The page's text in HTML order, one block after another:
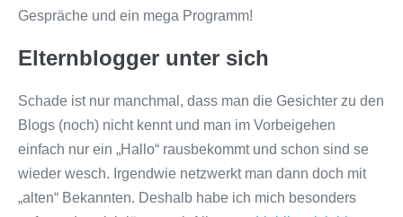
Gespräche und ein mega Programm!
Elternblogger unter sich
Schade ist nur manchmal, dass man die Gesichter zu den
Blogs (noch) nicht kennt und man im Vorbeigehen
einfach nur ein „Hallo“ rausbekommt und schon sind se
wieder wesch. Irgendwie netzwerkt man dann doch mit
„alten“ Bekannten. Deshalb habe ich mich besonders